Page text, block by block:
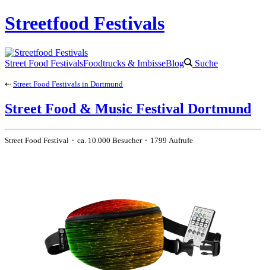
Streetfood Festivals
Street Food FestivalsFoodtrucks & ImbisseBlog Suche
⇠ Street Food Festivals in Dortmund
Street Food & Music Festival Dortmund
Street Food Festival ⬝ ca. 10.000 Besucher ⬝ 1799 Aufrufe